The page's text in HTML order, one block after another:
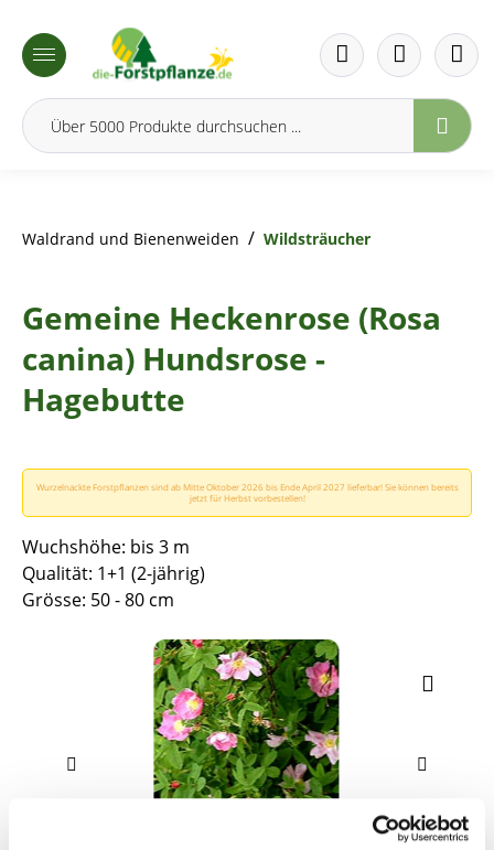
springen
Waldrand und Bienenweiden / Wildsträucher
Gemeine Heckenrose (Rosa
canina) Hundsrose -
Hagebutte
Wurzelnackte Forstpflanzen sind ab Mitte Oktober 2026 bis Ende April 2027 lieferbar! Sie können bereits
jetzt für Herbst vorbestellen!
Wuchshöhe: bis 3 m
Qualität: 1+1 (2-jährig)
Grösse: 50 - 80 cm